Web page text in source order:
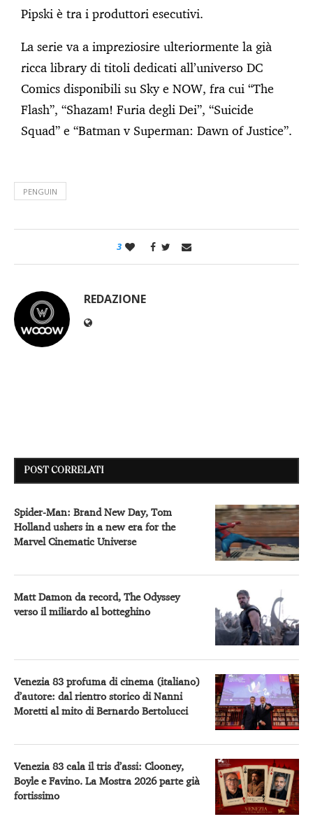
Pipski è tra i produttori esecutivi.
La serie va a impreziosire ulteriormente la già
ricca library di titoli dedicati all’universo DC
Comics disponibili su Sky e NOW, fra cui “The
Flash”, “Shazam! Furia degli Dei”, “Suicide
Squad” e “Batman v Superman: Dawn of Justice”.
PENGUIN
3
REDAZIONE
POST CORRELATI
Spider-Man: Brand New Day, Tom
Holland ushers in a new era for the
Marvel Cinematic Universe
Matt Damon da record, The Odyssey
verso il miliardo al botteghino
Venezia 83 profuma di cinema (italiano)
d’autore: dal rientro storico di Nanni
Moretti al mito di Bernardo Bertolucci
Venezia 83 cala il tris d’assi: Clooney,
Boyle e Favino. La Mostra 2026 parte già
fortissimo